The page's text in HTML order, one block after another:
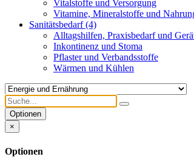
Vitalstoffe und Versorgung
Vitamine, Mineralstoffe und
Sanitätsbedarf(4)
Alltagshilfen, Praxisbedarf und
Inkontinenz und Stoma
Pflaster und Verbandsstoffe
Wärmen und Kühlen
Optionen
×
Optionen